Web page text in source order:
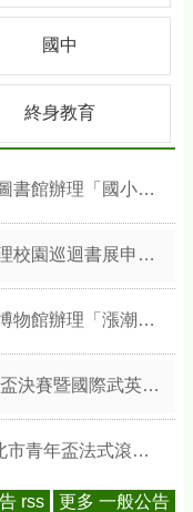
國中
終身教育
級訪問工作坊」活動及教案資訊
巡迴書展申請資訊
民智慧主題探索課程」參訪補助案
際武英盃武術精英錦標賽
盃法式滾球錦標賽
rss 更多 一般公告